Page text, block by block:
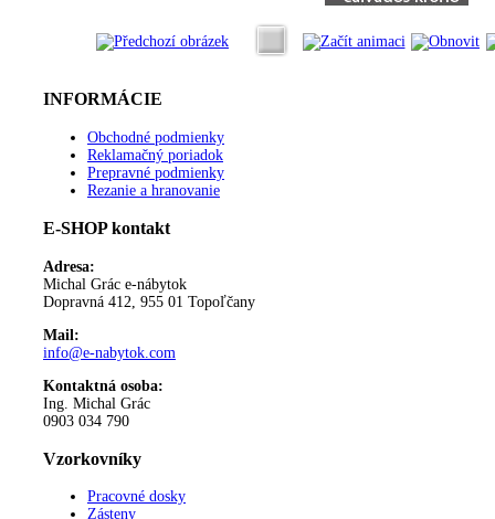
INFORMÁCIE
Obchodné podmienky
Reklamačný poriadok
Prepravné podmienky
Rezanie a hranovanie
E-SHOP kontakt
Adresa:
Michal Grác e-nábytok
Dopravná 412, 955 01 Topoľčany
Mail:
info@e-nabytok.com
Kontaktná osoba:
Ing. Michal Grác
0903 034 790
Vzorkovníky
Pracovné dosky
Zásteny